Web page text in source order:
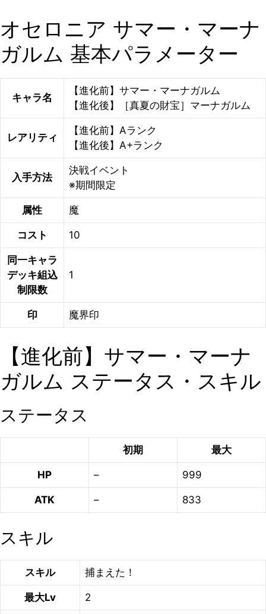
オセロニア サマー・マーナ
ガルム 基本パラメーター
キャラ名
【進化前】サマー・マーナガルム
【進化後】［真夏の財宝］マーナガルム
レアリティ
【進化前】Aランク
【進化後】A+ランク
入手方法
決戦イベント
※期間限定
属性 魔
コスト 10
同一キャラ
デッキ組込
制限数
1
印 魔界印
【進化前】サマー・マーナ
ガルム ステータス・スキル
ステータス
初期 最大
HP – 999
ATK – 833
スキル
スキル 捕まえた！
最大Lv 2